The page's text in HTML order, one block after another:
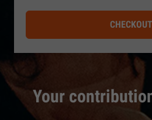
Your
CHECKOUT